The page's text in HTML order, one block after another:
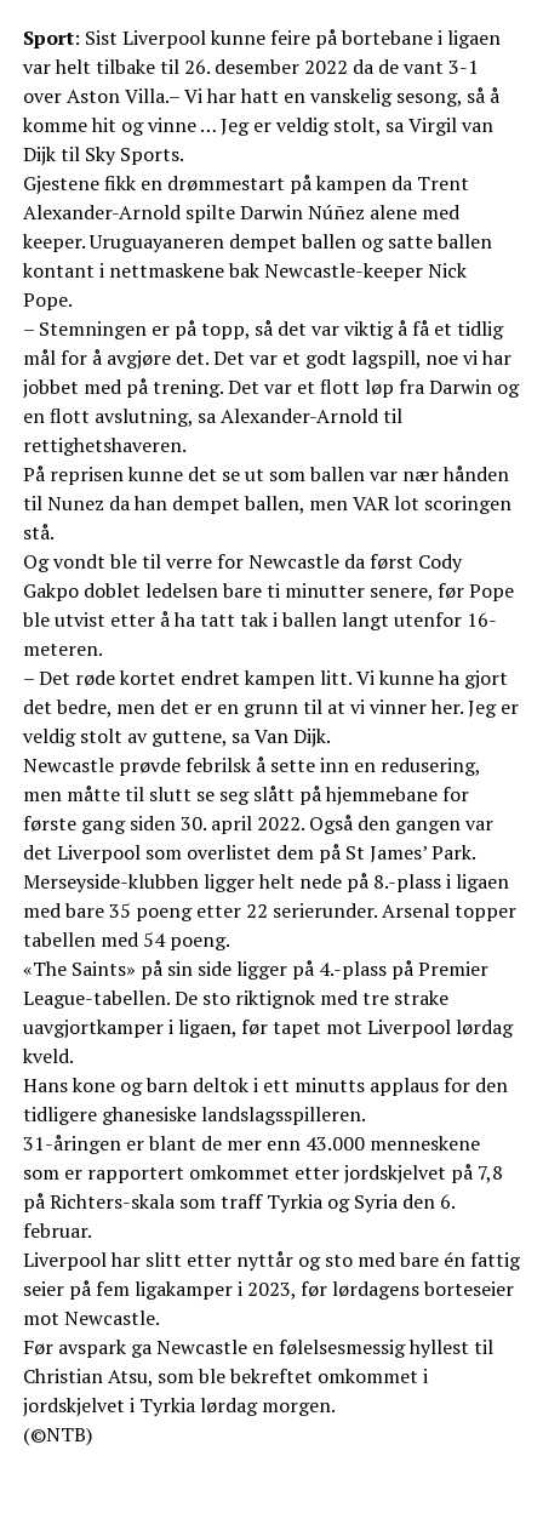
Sport: Sist Liverpool kunne feire på bortebane i ligaen
var helt tilbake til 26. desember 2022 da de vant 3-1
over Aston Villa.– Vi har hatt en vanskelig sesong, så å
komme hit og vinne … Jeg er veldig stolt, sa Virgil van
Dijk til Sky Sports.
Gjestene fikk en drømmestart på kampen da Trent
Alexander-Arnold spilte Darwin Núñez alene med
keeper. Uruguayaneren dempet ballen og satte ballen
kontant i nettmaskene bak Newcastle-keeper Nick
Pope.
– Stemningen er på topp, så det var viktig å få et tidlig
mål for å avgjøre det. Det var et godt lagspill, noe vi har
jobbet med på trening. Det var et flott løp fra Darwin og
en flott avslutning, sa Alexander-Arnold til
rettighetshaveren.
På reprisen kunne det se ut som ballen var nær hånden
til Nunez da han dempet ballen, men VAR lot scoringen
stå.
Og vondt ble til verre for Newcastle da først Cody
Gakpo doblet ledelsen bare ti minutter senere, før Pope
ble utvist etter å ha tatt tak i ballen langt utenfor 16-
meteren.
– Det røde kortet endret kampen litt. Vi kunne ha gjort
det bedre, men det er en grunn til at vi vinner her. Jeg er
veldig stolt av guttene, sa Van Dijk.
Newcastle prøvde febrilsk å sette inn en redusering,
men måtte til slutt se seg slått på hjemmebane for
første gang siden 30. april 2022. Også den gangen var
det Liverpool som overlistet dem på St James’ Park.
Merseyside-klubben ligger helt nede på 8.-plass i ligaen
med bare 35 poeng etter 22 serierunder. Arsenal topper
tabellen med 54 poeng.
«The Saints» på sin side ligger på 4.-plass på Premier
League-tabellen. De sto riktignok med tre strake
uavgjortkamper i ligaen, før tapet mot Liverpool lørdag
kveld.
Hans kone og barn deltok i ett minutts applaus for den
tidligere ghanesiske landslagsspilleren.
31-åringen er blant de mer enn 43.000 menneskene
som er rapportert omkommet etter jordskjelvet på 7,8
på Richters-skala som traff Tyrkia og Syria den 6.
februar.
Liverpool har slitt etter nyttår og sto med bare én fattig
seier på fem ligakamper i 2023, før lørdagens borteseier
mot Newcastle.
Før avspark ga Newcastle en følelsesmessig hyllest til
Christian Atsu, som ble bekreftet omkommet i
jordskjelvet i Tyrkia lørdag morgen.
(©NTB)